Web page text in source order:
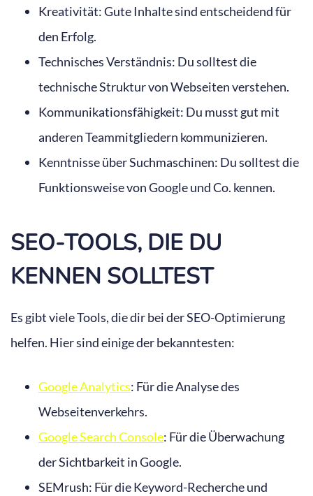
Kreativität: Gute Inhalte sind entscheidend für
den Erfolg.
Technisches Verständnis: Du solltest die
technische Struktur von Webseiten verstehen.
Kommunikationsfähigkeit: Du musst gut mit
anderen Teammitgliedern kommunizieren.
Kenntnisse über Suchmaschinen: Du solltest die
Funktionsweise von Google und Co. kennen.
SEO-TOOLS, DIE DU
KENNEN SOLLTEST
Es gibt viele Tools, die dir bei der SEO-Optimierung
helfen. Hier sind einige der bekanntesten:
Google Analytics: Für die Analyse des
Webseitenverkehrs.
Google Search Console: Für die Überwachung
der Sichtbarkeit in Google.
SEMrush: Für die Keyword-Recherche und